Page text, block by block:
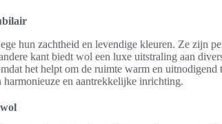
hun zachtheid en levendige kleuren. Ze zijn
kant biedt wol een luxe uitstraling aan
het helpt om de ruimte warm en
en aantrekkelijke inrichting.